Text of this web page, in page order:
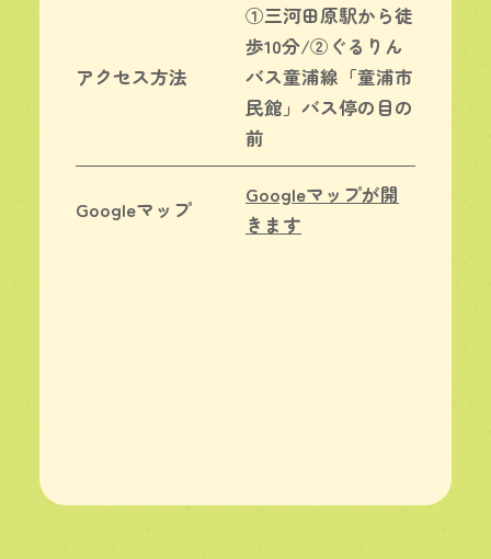
アクセス方法
①三河田原駅から徒
歩10分/②ぐるりん
バス童浦線「童浦市
民館」バス停の目の
前
Googleマップ
Googleマップが開
きます